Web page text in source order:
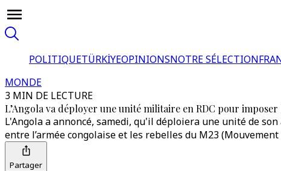
POLITIQUETÜRKİYEOPINIONSNOTRE SÉLECTION
MONDE
3 MIN DE LECTURE
L’Angola va déployer une unité militaire en RDC pour
L'Angola a annoncé, samedi, qu'il déploiera une unité de
entre l’armée congolaise et les rebelles du M23 (Mouvement
Partager